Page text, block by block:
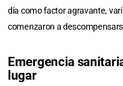
día como factor agravante,
comenzaron a
Emergencia
lugar